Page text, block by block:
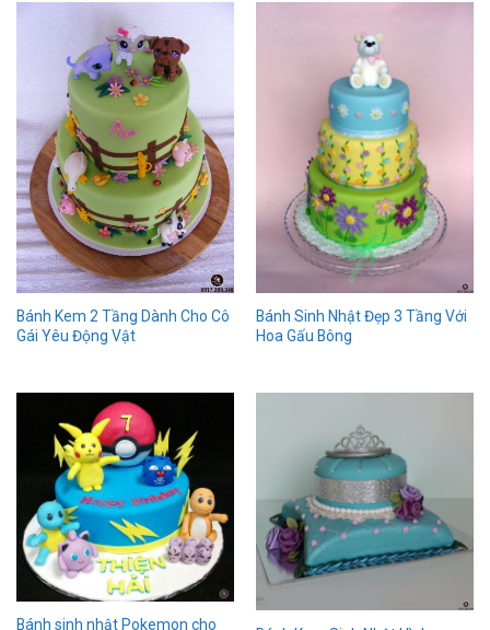
Bánh Kem 2 Tầng Dành Cho Cô
Gái Yêu Động Vật
Bánh Sinh Nhật Đẹp 3 Tầng Với
Hoa Gấu Bông
Bánh sinh nhật Pokemon cho